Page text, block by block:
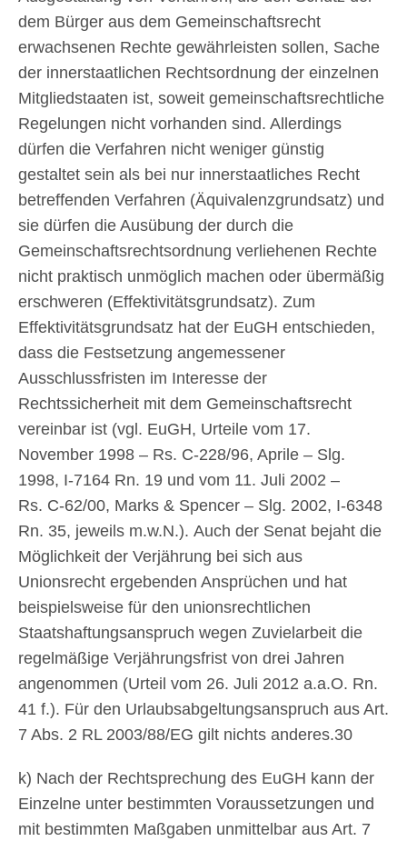
dem Bürger aus dem Gemeinschaftsrecht
erwachsenen Rechte gewährleisten sollen, Sache
der innerstaatlichen Rechtsordnung der einzelnen
Mitgliedstaaten ist, soweit gemeinschaftsrechtliche
Regelungen nicht vorhanden sind. Allerdings
dürfen die Verfahren nicht weniger günstig
gestaltet sein als bei nur innerstaatliches Recht
betreffenden Verfahren (Äquivalenzgrundsatz) und
sie dürfen die Ausübung der durch die
Gemeinschaftsrechtsordnung verliehenen Rechte
nicht praktisch unmöglich machen oder übermäßig
erschweren (Effektivitätsgrundsatz). Zum
Effektivitätsgrundsatz hat der EuGH entschieden,
dass die Festsetzung angemessener
Ausschlussfristen im Interesse der
Rechtssicherheit mit dem Gemeinschaftsrecht
vereinbar ist (vgl. EuGH, Urteile vom 17.
November 1998 – Rs. C-228/96, Aprile – Slg.
1998, I-7164 Rn. 19 und vom 11. Juli 2002 –
Rs. C-62/00, Marks & Spencer – Slg. 2002, I-6348
Rn. 35, jeweils m.w.N.). Auch der Senat bejaht die
Möglichkeit der Verjährung bei sich aus
Unionsrecht ergebenden Ansprüchen und hat
beispielsweise für den unionsrechtlichen
Staatshaftungsanspruch wegen Zuvielarbeit die
regelmäßige Verjährungsfrist von drei Jahren
angenommen (Urteil vom 26. Juli 2012 a.a.O. Rn.
41 f.). Für den Urlaubsabgeltungsanspruch aus Art.
7 Abs. 2 RL 2003/88/EG gilt nichts anderes.30
k) Nach der Rechtsprechung des EuGH kann der
Einzelne unter bestimmten Voraussetzungen und
mit bestimmten Maßgaben unmittelbar aus Art. 7